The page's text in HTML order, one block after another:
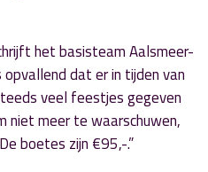
het basisteam Aalsmeer-
dat er in tijden van
veel feestjes gegeven
niet meer te waarschuwen,
boetes zijn €95,-.”